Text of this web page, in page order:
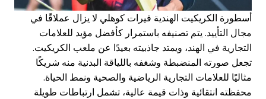
أسطورة الكريكيت الهندية فيرات كوهلي لا يزال عملاقًا في
مجال التأييد. يتم تصنيفه باستمرار كأفضل مؤيد للعلامات
التجارية في الهند، ويمتد جاذبيته بعيدًا عن ملعب الكريكيت.
تجعل صورته المنضبطة وشغفه باللياقة البدنية منه شريكًا
مثاليًا للعلامات التجارية الرياضية والصحية ونمط الحياة.
محفظته انتقائية وذات قيمة عالية، تشمل ارتباطات طويلة